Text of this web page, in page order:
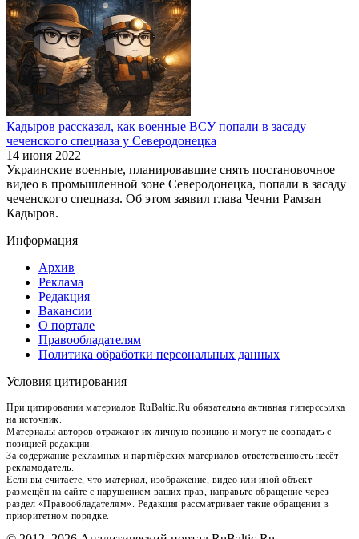
Кадыров рассказал, как военные ВСУ попали в засаду
чеченского спецназа у Северодонецка
14 июня 2022
Украинские военные, планировавшие снять постановочное
видео в промышленной зоне Северодонецка, попали в засаду
чеченского спецназа. Об этом заявил глава Чечни Рамзан
Кадыров.
Информация
Архив
Реклама
Редакция
Вакансии
О портале
Правообладателям
Политика обработки персональных данных
Условия цитирования
При цитировании материалов RuBaltic.Ru обязательна активная гиперссылка
на источник.
Материалы авторов отражают их личную позицию и могут не совпадать с
позицией редакции.
За содержание рекламных и партнёрских материалов ответственность несёт
рекламодатель.
Если вы считаете, что материал, изображение, видео или иной объект
размещён на сайте с нарушением ваших прав, направьте обращение через
раздел «Правообладателям». Редакция рассматривает такие обращения в
приоритетном порядке.